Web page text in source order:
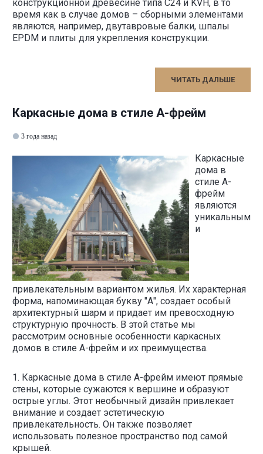
конструкционной древесине типа C24 и KVH, в то
время как в случае домов – сборными элементами
являются, например, двутавровые балки, шпалы
EPDM и плиты для укрепления конструкции.
ЧИТАТЬ ДАЛЬШЕ
Каркасные дома в стиле А-фрейм
3 года назад
Каркасные
дома в
стиле А-
фрейм
являются
уникальным
и
привлекательным вариантом жилья. Их характерная
форма, напоминающая букву "А", создает особый
архитектурный шарм и придает им превосходную
структурную прочность. В этой статье мы
рассмотрим основные особенности каркасных
домов в стиле А-фрейм и их преимущества.
1. Каркасные дома в стиле А-фрейм имеют прямые
стены, которые сужаются к вершине и образуют
острые углы. Этот необычный дизайн привлекает
внимание и создает эстетическую
привлекательность. Он также позволяет
использовать полезное пространство под самой
крышей.